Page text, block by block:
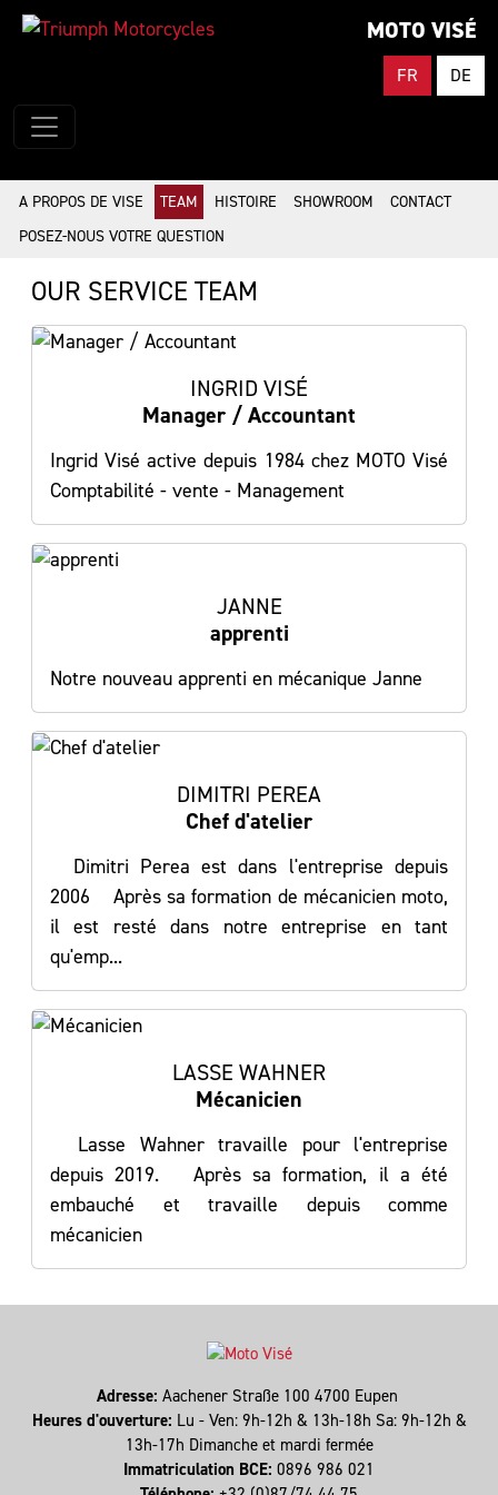
MOTO VISÉ
FR DE
A PROPOS DE VISE TEAM HISTOIRE SHOWROOM
CONTACT
POSEZ-NOUS VOTRE QUESTION
OUR SERVICE TEAM
INGRID VISÉ
Manager / Accountant
Ingrid Visé active depuis 1984 chez MOTO Visé
Comptabilité - vente - Management
JANNE
apprenti
Notre nouveau apprenti en mécanique Janne
DIMITRI PEREA
Chef d'atelier
Dimitri Perea est dans l'entreprise depuis
2006 Après sa formation de mécanicien moto,
il est resté dans notre entreprise en tant
qu'emp...
LASSE WAHNER
Mécanicien
Lasse Wahner travaille pour l'entreprise
depuis 2019. Après sa formation, il a été
embauché et travaille depuis comme
mécanicien
Adresse: Aachener Straße 100 4700 Eupen
Heures d'ouverture: Lu - Ven: 9h-12h & 13h-18h Sa: 9h-12h &
13h-17h Dimanche et mardi fermée
Immatriculation BCE: 0896 986 021